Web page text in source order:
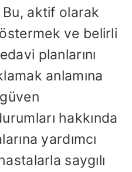
aktif olarak
ve belirli
planlarını
anlamına
hakkında
yardımcı
saygılı